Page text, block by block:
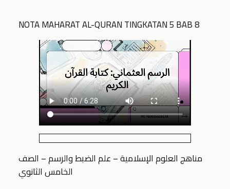
NOTA MAHARAT AL-QURAN TINGKATAN 5 BAB 8
مناهج العلوم الإسلامية – علم الضبط والرسم – الصف
الخامس الثانوي